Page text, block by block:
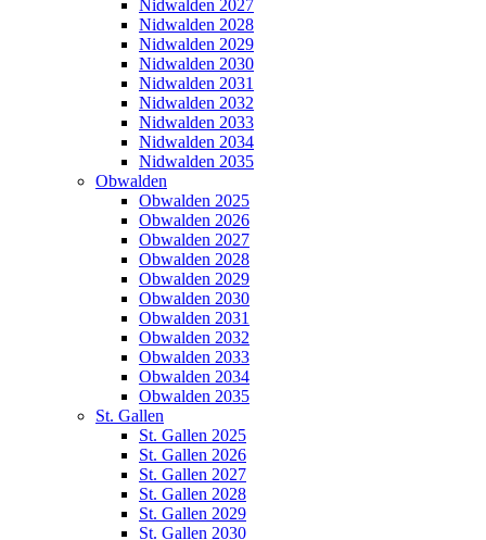
Nidwalden 2027
Nidwalden 2028
Nidwalden 2029
Nidwalden 2030
Nidwalden 2031
Nidwalden 2032
Nidwalden 2033
Nidwalden 2034
Nidwalden 2035
Obwalden
Obwalden 2025
Obwalden 2026
Obwalden 2027
Obwalden 2028
Obwalden 2029
Obwalden 2030
Obwalden 2031
Obwalden 2032
Obwalden 2033
Obwalden 2034
Obwalden 2035
St. Gallen
St. Gallen 2025
St. Gallen 2026
St. Gallen 2027
St. Gallen 2028
St. Gallen 2029
St. Gallen 2030